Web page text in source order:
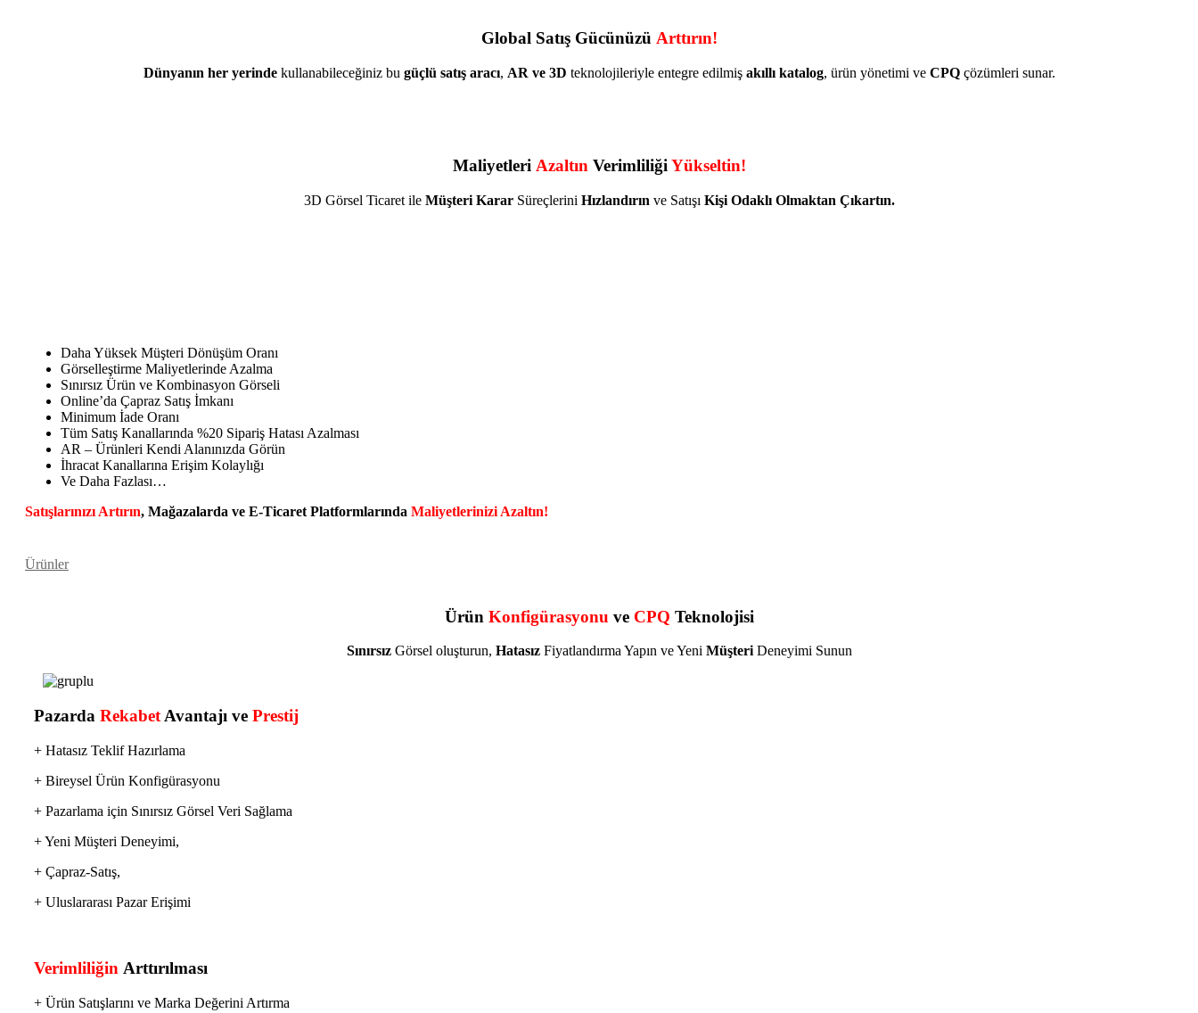
Global Satış Gücünüzü Arttırın!
Dünyanın her yerindekullanabileceğiniz bu güçlü satış aracı, AR ve 3D teknolojileriyle entegre edilmiş akıllı katalog, ürün yönetimi ve CPQçözümleri sunar.
Maliyetleri AzaltınVerimliliğiYükseltin!
3D Görsel Ticaret ile Müşteri KararSüreçlerini Hızlandırın ve Satışı Kişi Odaklı Olmaktan Çıkartın.
Daha Yüksek Müşteri Dönüşüm Oranı
Görselleştirme Maliyetlerinde Azalma
Sınırsız Ürün ve Kombinasyon Görseli
Online’da Çapraz Satış İmkanı
Minimum İade Oranı
Tüm Satış Kanallarında %20 Sipariş Hatası Azalması
AR – Ürünleri Kendi Alanınızda Görün
İhracat Kanallarına Erişim Kolaylığı
Ve Daha Fazlası…
Satışlarınızı Artırın, Mağazalarda ve E-Ticaret Platformlarında Maliyetlerinizi Azaltın!
Ürünler
Ürün Konfigürasyonu ve CPQ Teknolojisi
SınırsızGörsel oluşturun, HatasızFiyatlandırma Yapın ve Yeni MüşteriDeneyimi Sunun
Pazarda Rekabet Avantajı ve Prestij
+ Hatasız Teklif Hazırlama
+ Bireysel Ürün Konfigürasyonu
+ Pazarlama için Sınırsız Görsel Veri Sağlama
+ Yeni Müşteri Deneyimi,
+ Çapraz-Satış,
+ Uluslararası Pazar Erişimi
Verimliliğin Arttırılması
+ Ürün Satışlarını ve Marka Değerini Artırma